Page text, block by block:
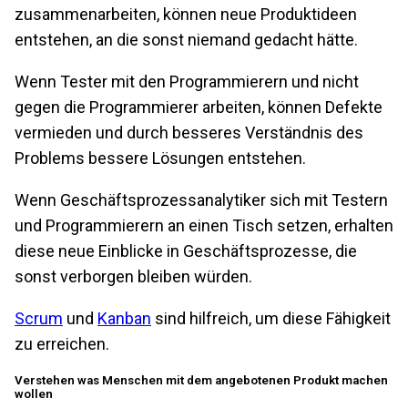
zusammenarbeiten, können neue Produktideen
entstehen, an die sonst niemand gedacht hätte.
Wenn Tester mit den Programmierern und nicht
gegen die Programmierer arbeiten, können Defekte
vermieden und durch besseres Verständnis des
Problems bessere Lösungen entstehen.
Wenn Geschäftsprozessanalytiker sich mit Testern
und Programmierern an einen Tisch setzen, erhalten
diese neue Einblicke in Geschäftsprozesse, die
sonst verborgen bleiben würden.
Scrum und Kanban sind hilfreich, um diese Fähigkeit
zu erreichen.
Verstehen was Menschen mit dem angebotenen Produkt machen
wollen